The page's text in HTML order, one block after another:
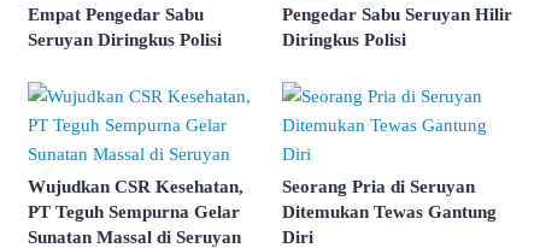
Empat Pengedar Sabu
Seruyan Diringkus Polisi
Pengedar Sabu Seruyan Hilir
Diringkus Polisi
Wujudkan CSR Kesehatan,
PT Teguh Sempurna Gelar
Sunatan Massal di Seruyan
Seorang Pria di Seruyan
Ditemukan Tewas Gantung
Diri